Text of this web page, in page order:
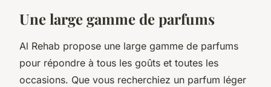
Une large gamme de parfums
Al Rehab propose une large gamme de parfums
pour répondre à tous les goûts et toutes les
occasions. Que vous recherchiez un parfum léger